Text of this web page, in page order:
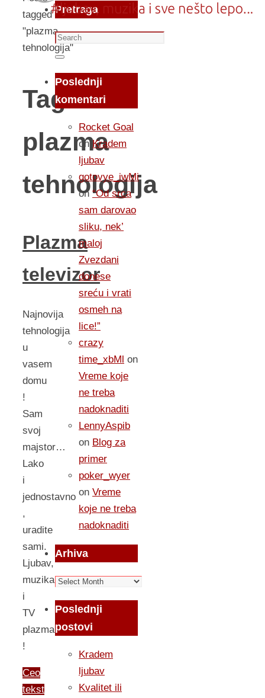
tagged
"plazma
tehnologija"
Tag:
plazma
tehnologija
Plazma
televizor
Najnovija
tehnologija
u
vasem
domu
!
Sam
svoj
majstor…
Lako
i
jednostavno
,
uradite
sami.
Ljubav,
muzika
i
TV
plazma
!
Ceo
tekst
Pretraga
Search
for:
Search
Poslednji
komentari
Rocket Goal
on Kradem
ljubav
gotovye_iwMi
on “Od srca
sam darovao
sliku, nek’
maloj
Zvezdani
donese
sreću i vrati
osmeh na
lice!”
crazy
time_xbMl on
Vreme koje
ne treba
nadoknaditi
LennyAspib
on Blog za
primer
poker_wyer
on Vreme
koje ne treba
nadoknaditi
Arhiva
Arhiva
Poslednji
postovi
Kradem
ljubav
Kvalitet ili